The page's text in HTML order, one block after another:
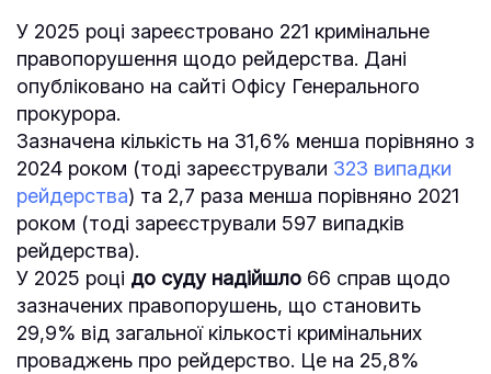
У 2025 році зареєстровано 221 кримінальне
правопорушення щодо рейдерства. Дані
опубліковано на сайті Офісу Генерального
прокурора.
Зазначена кількість на 31,6% менша порівняно з
2024 роком (тоді зареєстрували 323 випадки
рейдерства) та 2,7 раза менша порівняно 2021
роком (тоді зареєстрували 597 випадків
рейдерства).
У 2025 році до суду надійшло 66 справ щодо
зазначених правопорушень, що становить
29,9% від загальної кількості кримінальних
проваджень про рейдерство. Це на 25,8%